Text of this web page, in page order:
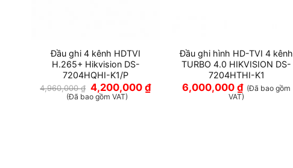
Đầu ghi 4 kênh HDTVI
H.265+ Hikvision DS-
7204HQHI-K1/P
4,960,000₫ Giá
gốc
là:
4,200,000₫Giá
(Đã bao gồm VAT)
Đầu ghi hình HD-TVI 4 kênh
TURBO 4.0 HIKVISION DS-
7204HTHI-K1
6,000,000₫ (Đã bao gồm
VAT)